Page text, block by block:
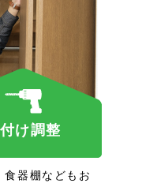
け調整
食器棚などもお